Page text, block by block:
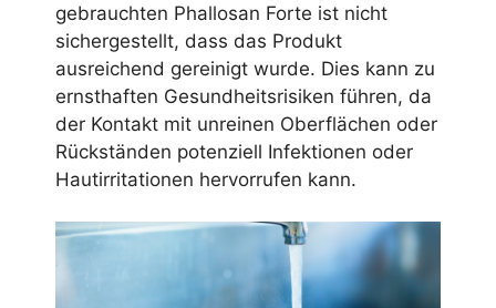
gebrauchten Phallosan Forte ist nicht
sichergestellt, dass das Produkt
ausreichend gereinigt wurde. Dies kann zu
ernsthaften Gesundheitsrisiken führen, da
der Kontakt mit unreinen Oberflächen oder
Rückständen potenziell Infektionen oder
Hautirritationen hervorrufen kann.